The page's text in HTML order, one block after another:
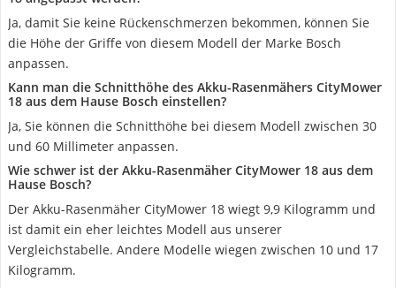
Ja, damit Sie keine Rückenschmerzen bekommen, können Sie
die Höhe der Griffe von diesem Modell der Marke Bosch
anpassen.
Kann man die Schnitthöhe des Akku-Rasenmähers CityMower
18 aus dem Hause Bosch einstellen?
Ja, Sie können die Schnitthöhe bei diesem Modell zwischen 30
und 60 Millimeter anpassen.
Wie schwer ist der Akku-Rasenmäher CityMower 18 aus dem
Hause Bosch?
Der Akku-Rasenmäher CityMower 18 wiegt 9,9 Kilogramm und
ist damit ein eher leichtes Modell aus unserer
Vergleichstabelle. Andere Modelle wiegen zwischen 10 und 17
Kilogramm.